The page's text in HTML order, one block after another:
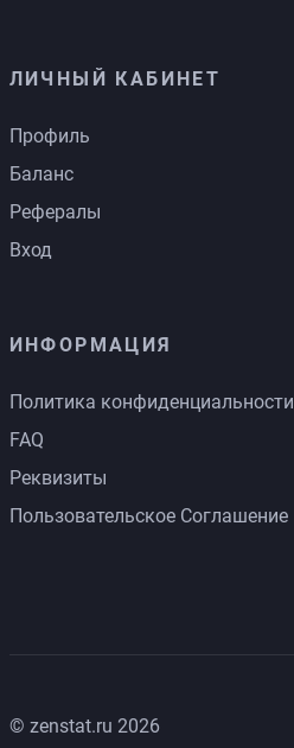
ЛИЧНЫЙ КАБИНЕТ
Профиль
Баланс
Рефералы
Вход
ИНФОРМАЦИЯ
Политика конфиденциальности
FAQ
Реквизиты
Пользовательское Соглашение
© zenstat.ru 2026